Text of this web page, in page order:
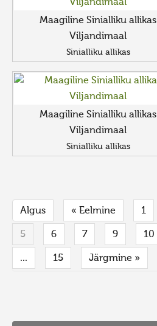
Maagiline Sinialliku allikas
Viljandimaal
Sinialliku allikas
Maagiline Sinialliku allikas
Viljandimaal
Sinialliku allikas
Algus « Eelmine 1
5 6 7 9 10
... 15 Järgmine »